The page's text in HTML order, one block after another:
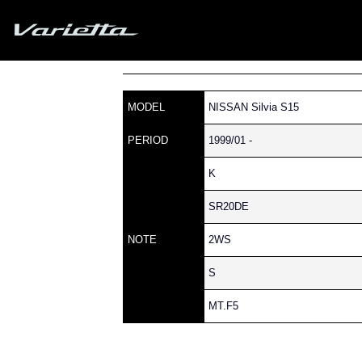
Home
MODEL NISSAN Silvia S15
PERIOD 1999/01 -
NOTE
K
SR20DE
2WS
S
MT.F5